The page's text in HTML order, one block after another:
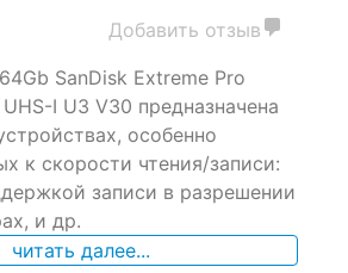
Добавить отзыв
SanDisk Extreme Pro
I U3 V30 предназначена
особенно
к скорости чтения/записи:
записи в разрешении
и др.
читать далее...